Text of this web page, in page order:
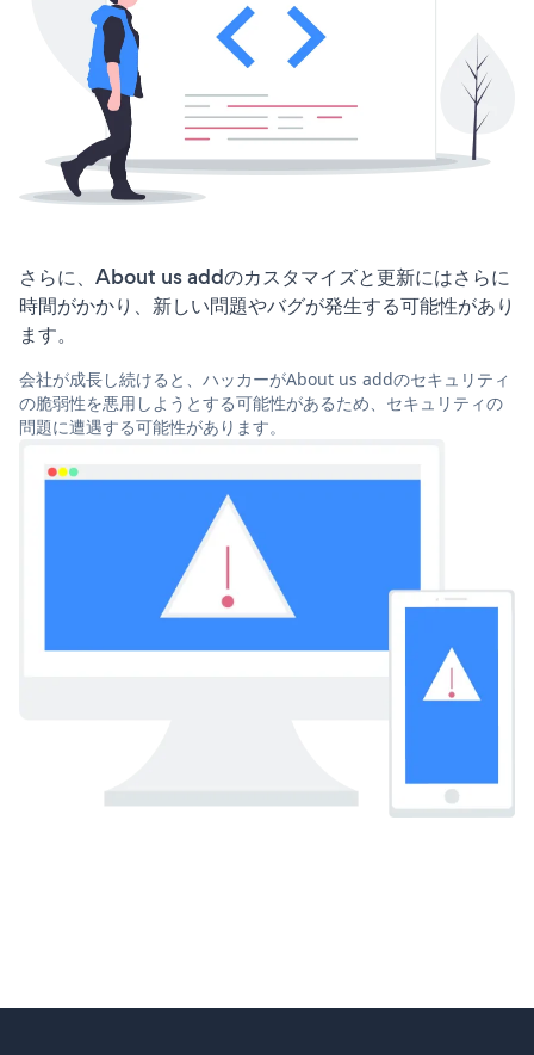
さらに、About us addのカスタマイズと更新にはさらに
時間がかかり、新しい問題やバグが発生する可能性があり
ます。
会社が成長し続けると、ハッカーがAbout us addのセキュリティ
の脆弱性を悪用しようとする可能性があるため、セキュリティの
問題に遭遇する可能性があります。